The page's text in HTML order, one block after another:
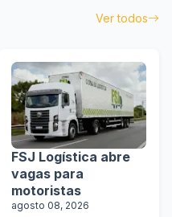
Ver todos
FSJ Logística abre
vagas para
motoristas
agosto 08, 2026